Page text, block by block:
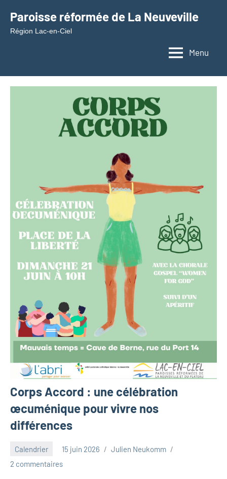
contenu
Paroisse réformée de La Neuveville
Région Lac-en-Ciel
Menu
Corps Accord : une célébration
œcuménique pour vivre nos
différences
Calendrier 15 juin 2026
Julien Neukomm
2 commentaires